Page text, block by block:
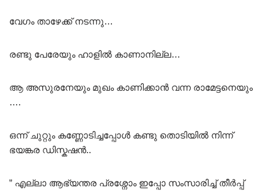
വേഗം താഴേക്ക് നടന്നു…
രണ്ടു പേരേയും ഹാളിൽ കാണാനില്ല…
ആ അസുരനേയും മുഖം കാണിക്കാൻ വന്ന രാമേട്ടനെയും
….
ഒന്ന് ചുറ്റും കണ്ണോടിച്ചപ്പോൾ കണ്ടു തൊടിയിൽ നിന്ന്
ഭയങ്കര ഡിസ്കഷൻ..
” എല്ലാ ആഭ്യന്തര പ്രശ്നോം ഇപ്പോ സംസാരിച്ച് തീർപ്പ്